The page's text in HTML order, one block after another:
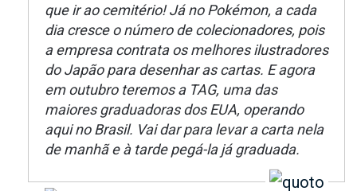
que ir ao cemitério! Já no Pokémon, a cada
dia cresce o número de colecionadores, pois
a empresa contrata os melhores ilustradores
do Japão para desenhar as cartas. E agora
em outubro teremos a TAG, uma das
maiores graduadoras dos EUA, operando
aqui no Brasil. Vai dar para levar a carta nela
de manhã e à tarde pegá-la já graduada.